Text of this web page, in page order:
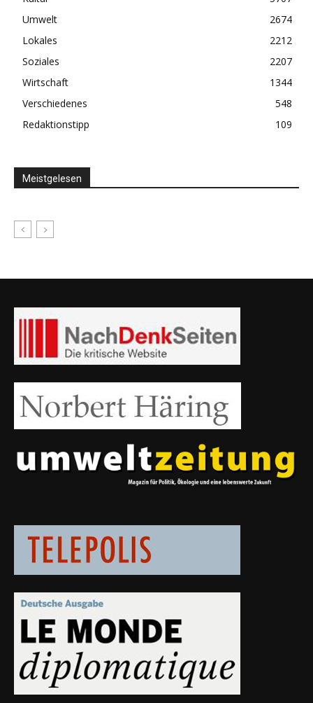
Umwelt
2674
Lokales
2212
Soziales
2207
Wirtschaft
1344
Verschiedenes
548
Redaktionstipp
109
Meistgelesen